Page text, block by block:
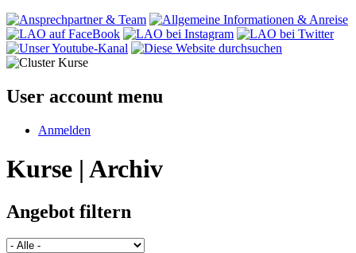
User account menu
Anmelden
Kurse | Archiv
Angebot filtern